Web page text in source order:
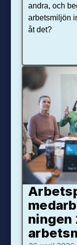
andra, och
arbetsmiljön
åt det?
ningen